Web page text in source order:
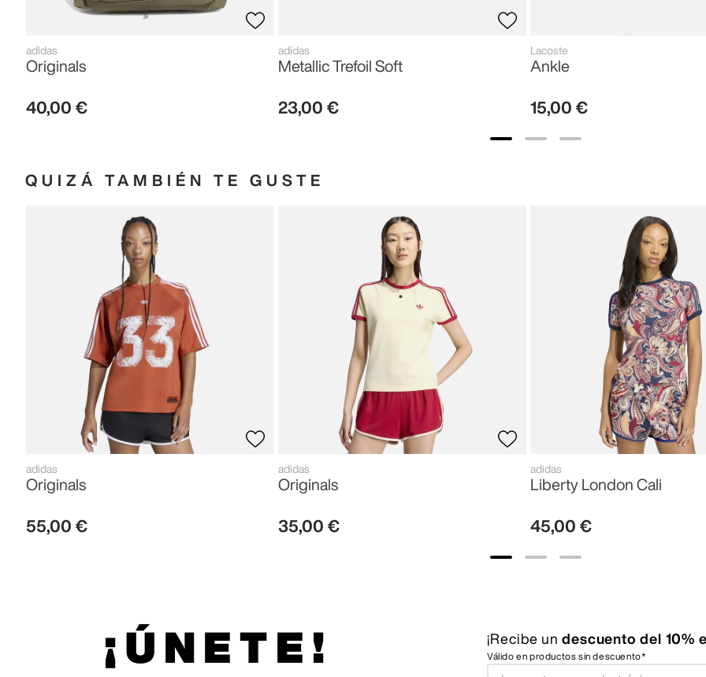
adidas
Originals
40,00 €
adidas
Metallic Trefoil Soft
23,00 €
Lacoste
Ankle
15,00 €
QUIZÁ TAMBIÉN TE GUSTE
adidas
Originals
55,00 €
adidas
Originals
35,00 €
adidas
Liberty London Cali
45,00 €
¡ÚNETE! ¡Recibe un descuento del 10%
Válido en productos sin descuento*